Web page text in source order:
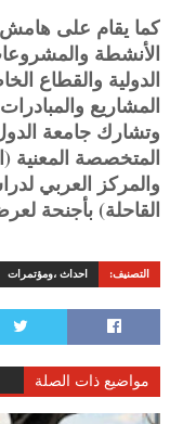
كما يقام على هامش
الأنشطة
الدولية والقطاع
المشاريع
وتشارك جامعة
المتخصصة المعنية
والمركز العربي
القاحلة) بأجنحة
التصنيف: احداث ،ومؤتمرات
مواضيع ذات الصلة